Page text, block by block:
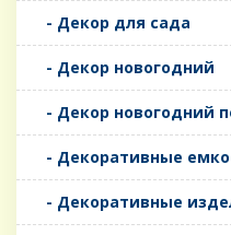
- Декор для сада
- Декор новогодний
- Декор новогодний
- Декоративные
- Декоративные